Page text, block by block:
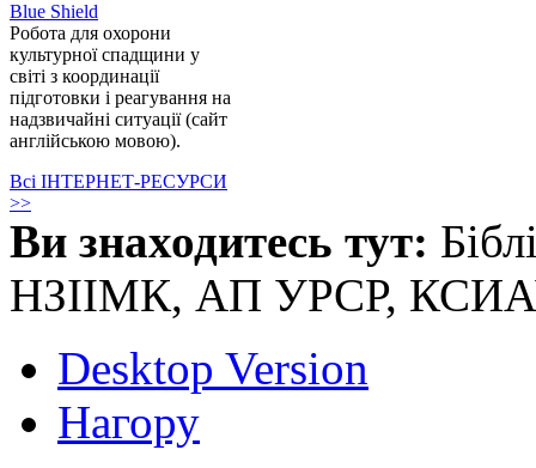
Blue Shield
Робота для охорони
культурної спадщини у
світі з координації
підготовки і реагування на
надзвичайні ситуації (сайт
англійською мовою).
Всі ІНТЕРНЕТ-РЕСУРСИ
>>
Ви знаходитесь тут:
НЗІІМК, АП УРСР,
Desktop Version
Нагору